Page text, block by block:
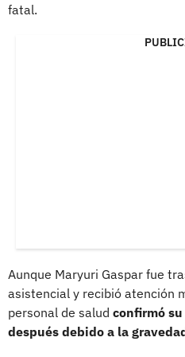
fatal.
Aunque Maryuri Gaspar fue
asistencial y recibió atención
personal de salud confirmó
después debido a la